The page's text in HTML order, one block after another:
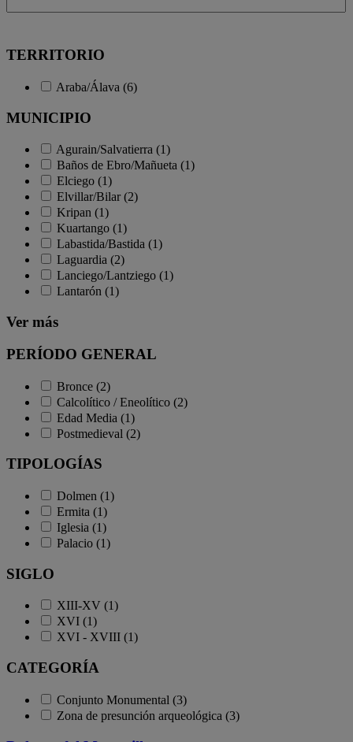
TERRITORIO
Araba/Álava (6)
MUNICIPIO
Agurain/Salvatierra (1)
Baños de Ebro/Mañueta (1)
Elciego (1)
Elvillar/Bilar (2)
Kripan (1)
Kuartango (1)
Labastida/Bastida (1)
Laguardia (2)
Lanciego/Lantziego (1)
Lantarón (1)
Ver más
PERÍODO GENERAL
Bronce (2)
Calcolítico / Eneolítico (2)
Edad Media (1)
Postmedieval (2)
TIPOLOGÍAS
Dolmen (1)
Ermita (1)
Iglesia (1)
Palacio (1)
SIGLO
XIII-XV (1)
XVI (1)
XVI - XVIII (1)
CATEGORÍA
Conjunto Monumental (3)
Zona de presunción arqueológica (3)